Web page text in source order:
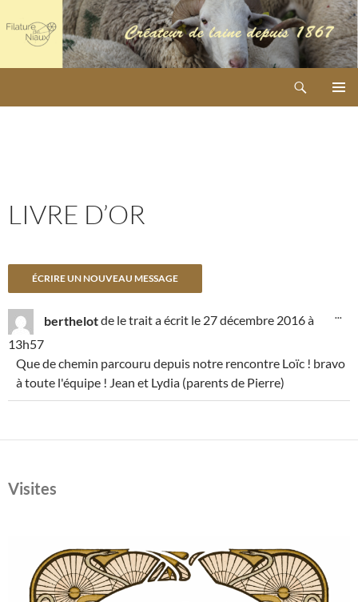
au
contenu
LIVRE D’OR
berthelotde le traita écrit le 27 décembre 2016à
13h57
Que de chemin parcouru depuis notre rencontre Loïc ! bravo
à toute l'équipe ! Jean et Lydia (parents de Pierre)
...
Visites